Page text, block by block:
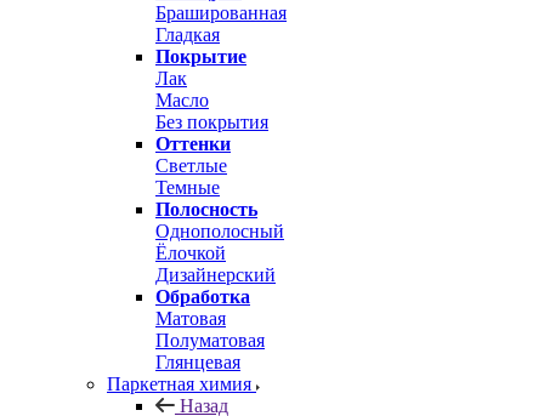
Брашированная
Гладкая
Покрытие
Лак
Масло
Без покрытия
Оттенки
Светлые
Темные
Полосность
Однополосный
Ёлочкой
Дизайнерский
Обработка
Матовая
Полуматовая
Глянцевая
Паркетная химия
Назад